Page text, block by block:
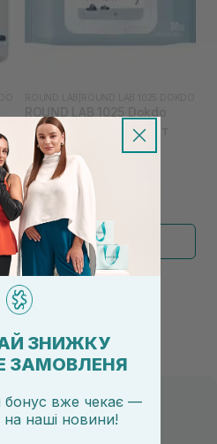
Cleansing Tissue 30 шт
Очищувальні серветки з
морською водою
340₴
більше
2
від 3000 UAH
ЗНИЖКУ
ЗАМОВЛЕНЯ
бонус вже чекає —
на наші новини!